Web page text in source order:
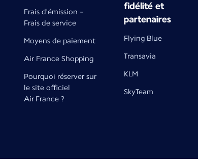
Frais d'émission -
Frais de service
Moyens de paiement
Air France Shopping
Pourquoi réserver sur
le site officiel
Air France ?
fidélité et
partenaires
Flying Blue
Transavia
KLM
SkyTeam